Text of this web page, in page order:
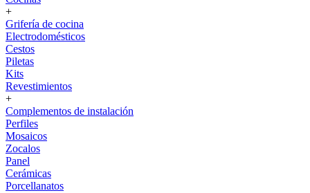
+
Grifería de cocina
Electrodomésticos
Cestos
Piletas
Kits
Revestimientos
+
Complementos de instalación
Perfiles
Mosaicos
Zocalos
Panel
Cerámicas
Porcellanatos